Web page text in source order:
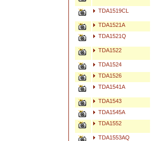
TDA1519CL
TDA1521A
TDA1521Q
TDA1522
TDA1524
TDA1526
TDA1541A
TDA1543
TDA1545A
TDA1552
TDA1553AQ